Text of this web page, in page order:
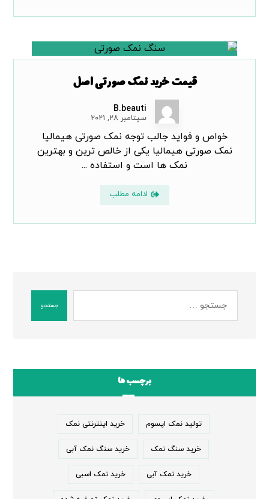
قیمت خرید نمک صورتی اصل
B.beauti
سپتامبر ۲۸, ۲۰۲۱
خواص و فواید جالب توجه نمک صورتی هیمالیا
نمک صورتی هیمالیا یکی از خالص ترین و بهترین
نمک ها است و استفاده ...
ادامه مطلب
جستجو
برچسب ها
تولید نمک اپسوم خرید اینترنتی نمک
خرید سنگ نمک خرید سنگ نمک آبی
خرید نمک آبی خرید نمک اسبی